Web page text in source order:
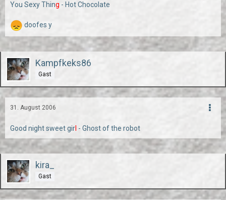
You Sexy Thing - Hot Chocolate
doofes y
Kampfkeks86
Gast
31. August 2006
Good night sweet gir - Ghost of the robot
kira_
Gast